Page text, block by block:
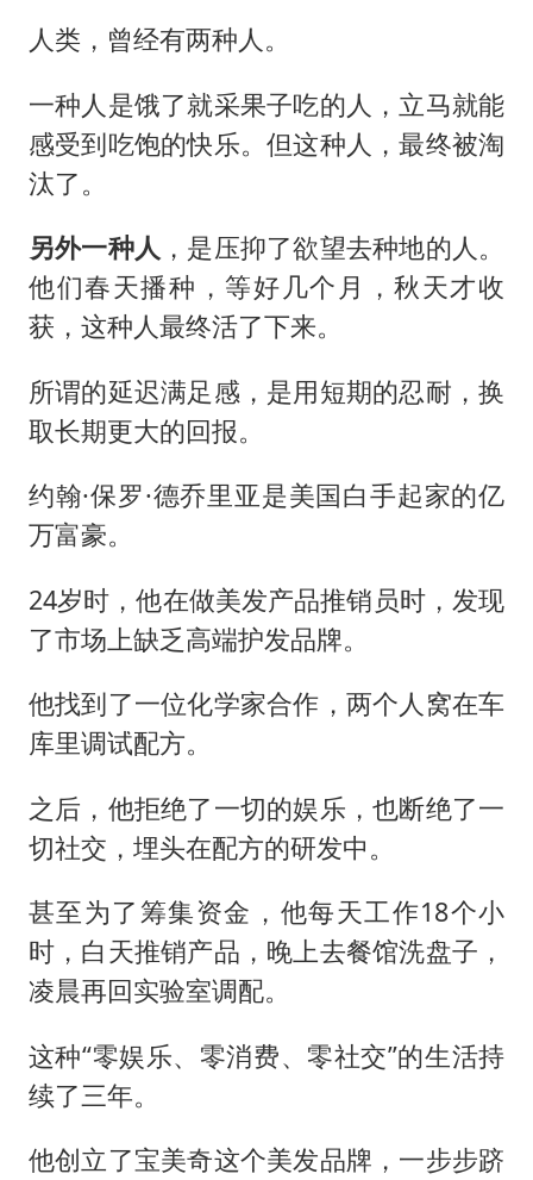
人类，曾经有两种人。
一种人是饿了就采果子吃的人，立马就能
感受到吃饱的快乐。但这种人，最终被淘
汰了。
另外一种人 ，是压抑了欲望去种地的人。
他们春天播种，等好几个月，秋天才收
获，这种人最终活了下来。
所谓的延迟满足感，是用短期的忍耐，换
取长期更大的回报。
约翰·保罗·德乔里亚是美国白手起家的亿
万富豪。
24岁时，他在做美发产品推销员时，发现
了市场上缺乏高端护发品牌。
他找到了一位化学家合作，两个人窝在车
库里调试配方。
之后，他拒绝了一切的娱乐，也断绝了一
切社交，埋头在配方的研发中。
甚至为了筹集资金，他每天工作18个小
时，白天推销产品，晚上去餐馆洗盘子，
凌晨再回实验室调配。
这种“零娱乐、零消费、零社交”的生活持
续了三年。
他创立了宝美奇这个美发品牌，一步步跻